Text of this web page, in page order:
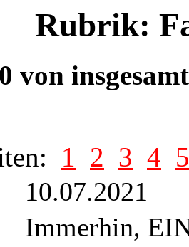
Rubrik:
von
1 2 3 4 5
10.07.2021
Immerhin,